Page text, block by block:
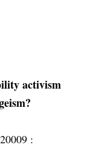
activism
20009 :